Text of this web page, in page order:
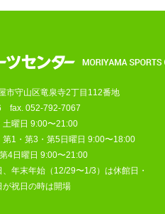
市守山区竜泉寺2丁目112番地
fax. 052-792-7067
土曜日 9:00〜21:00
第1・第3・第5日曜日 9:00〜18:00
4日曜日 9:00〜21:00
、年末年始（12/29〜1/3）は休館日・
が祝日の時は開場